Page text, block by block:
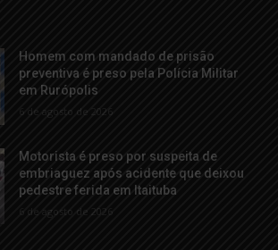
Homem com mandado de prisão
preventiva é preso pela Polícia Militar
em Rurópolis
6 de agosto de 2026
Motorista é preso por suspeita de
embriaguez após acidente que deixou
pedestre ferida em Itaituba
6 de agosto de 2026